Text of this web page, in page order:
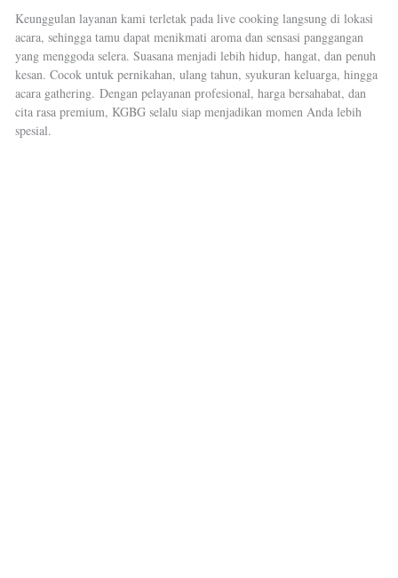
Keunggulan layanan kami terletak pada live cooking langsung di lokasi
acara, sehingga tamu dapat menikmati aroma dan sensasi panggangan
yang menggoda selera. Suasana menjadi lebih hidup, hangat, dan penuh
kesan. Cocok untuk pernikahan, ulang tahun, syukuran keluarga, hingga
acara gathering. Dengan pelayanan profesional, harga bersahabat, dan
cita rasa premium, KGBG selalu siap menjadikan momen Anda lebih
spesial.